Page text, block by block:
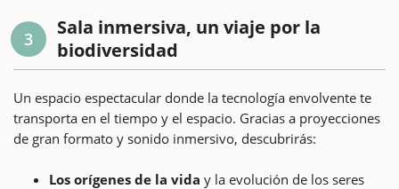
3
Sala inmersiva, un viaje por la
biodiversidad
Un espacio espectacular donde la tecnología envolvente te
transporta en el tiempo y el espacio. Gracias a proyecciones
de gran formato y sonido inmersivo, descubrirás:
Los orígenes de la vida y la evolución de los seres